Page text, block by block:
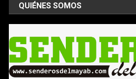
QUIÉNES SOMOS